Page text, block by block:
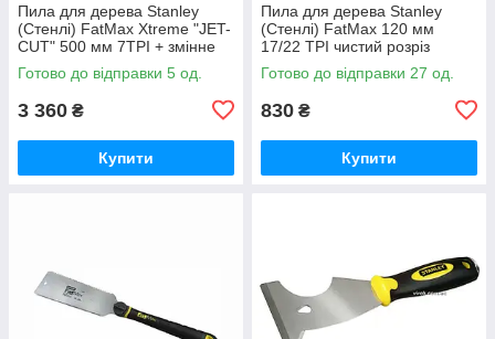
Пила для дерева Stanley
(Стенлі) FatMax Xtreme "JET-
CUT" 500 мм 7TPI + змінне
полотно
Готово до відправки 5 од.
3 360 ₴
Купити
Пила для дерева Stanley
(Стенлі) FatMax 120 мм
17/22 TPI чистий розріз
японський тип двостороння
Готово до відправки 27 од.
830 ₴
Купити